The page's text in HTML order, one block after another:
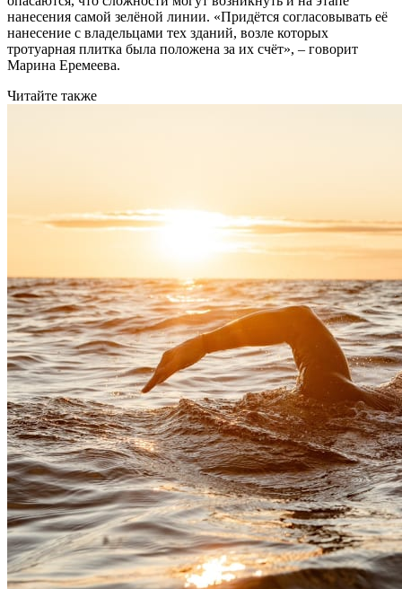
нанесения самой зелёной линии. «Придётся согласовывать её
нанесение с владельцами тех зданий, возле которых
тротуарная плитка была положена за их счёт», – говорит
Марина Еремеева.
Читайте также